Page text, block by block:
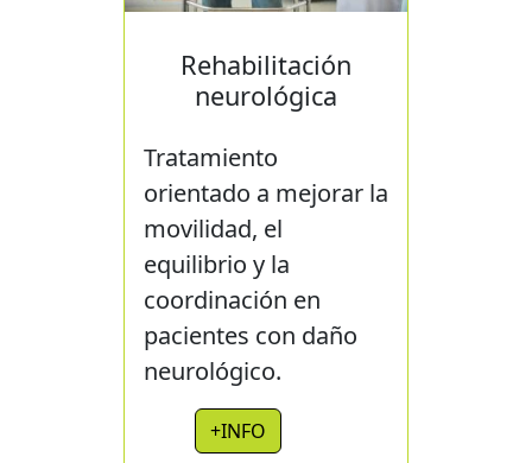
Rehabilitación
neurológica
Tratamiento
orientado a mejorar la
movilidad, el
equilibrio y la
coordinación en
pacientes con daño
neurológico.
+INFO